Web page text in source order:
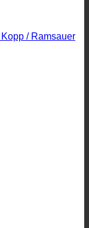
/ Ramsauer